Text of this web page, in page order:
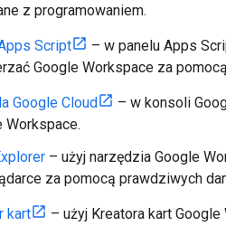
z programowaniem.
Apps Script
– w panelu Apps
Google Workspace za
Google Cloud
– w konsoli
Workspace.
– użyj narzędzia Google
za pomocą prawdziwych
kart – użyj Kreatora kart